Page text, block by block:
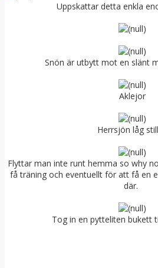
Uppskattar detta enkla
Snön är utbytt mot en slänt
Aklejor
Herrsjön låg
Flyttar man inte runt hemma so why
få träning och eventuellt för att få en
där.
Tog in en pytteliten bukett